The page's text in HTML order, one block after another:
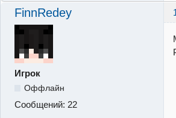
FinnRedey
Игрок
Оффлайн
Сообщений: 22